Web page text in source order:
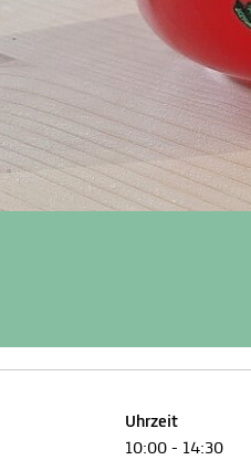
Uhrzeit
10:00 - 14:30